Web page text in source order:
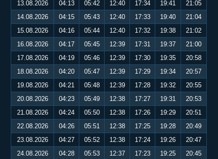
13.08.2026
04:13 05:42 12:40 17:34 19:41
21:05
14.08.2026
04:15 05:43 12:40 17:33 19:40
21:04
15.08.2026
04:16 05:44 12:40 17:32 19:38
21:02
16.08.2026
04:17 05:45 12:39 17:31 19:37
21:00
17.08.2026
04:19 05:46 12:39 17:30 19:35
20:58
18.08.2026
04:20 05:47 12:39 17:29 19:34
20:57
19.08.2026
04:21 05:48 12:39 17:28 19:32
20:55
20.08.2026
04:23 05:49 12:38 17:27 19:31
20:53
21.08.2026
04:24 05:50 12:38 17:26 19:29
20:51
22.08.2026
04:26 05:51 12:38 17:25 19:28
20:49
23.08.2026
04:27 05:52 12:38 17:24 19:26
20:47
24.08.2026
04:28 05:53 12:37 17:23 19:25
20:45